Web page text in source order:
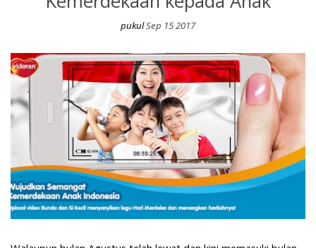
pukulSep 15 2017
Mengajarkan Semangat Kemerdekaan kepada Anak